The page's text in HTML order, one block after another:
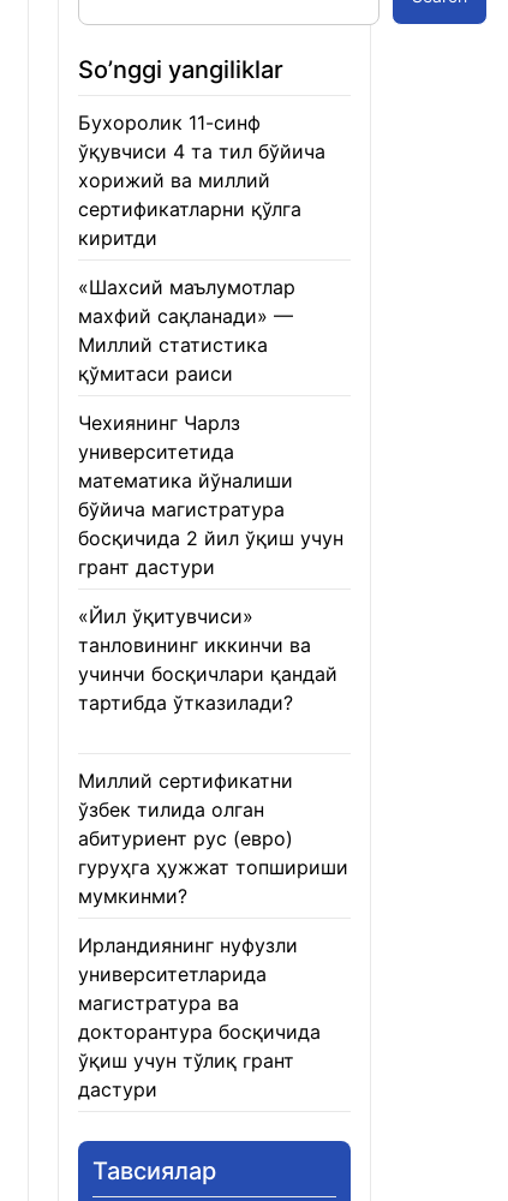
So’nggi yangiliklar
Бухоролик 11-синф
ўқувчиси 4 та тил бўйича
хорижий ва миллий
сертификатларни қўлга
киритди
«Шахсий маълумотлар
махфий сақланади» —
Миллий статистика
қўмитаси раиси
Чехиянинг Чарлз
университетида
математика йўналиши
бўйича магистратура
босқичида 2 йил ўқиш учун
грант дастури
«Йил ўқитувчиси»
танловининг иккинчи ва
учинчи босқичлари қандай
тартибда ўтказилади?
Миллий сертификатни
ўзбек тилида олган
абитуриент рус (евро)
гуруҳга ҳужжат топшириши
мумкинми?
Ирландиянинг нуфузли
университетларида
магистратура ва
докторантура босқичида
ўқиш учун тўлиқ грант
дастури
Тавсиялар